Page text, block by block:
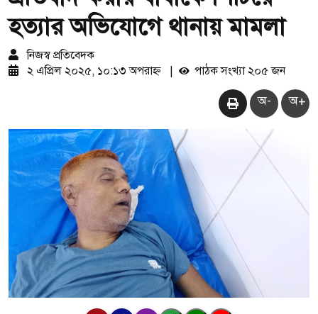
হত্যার অভিযোগে থানায় মামলা
নিজস্ব প্রতিবেদক
২ এপ্রিল ২০২৫, ১০:১৩ অপরাহ্ন
পাঠক সংখ্যা ২০৫ জন
অ- অ+